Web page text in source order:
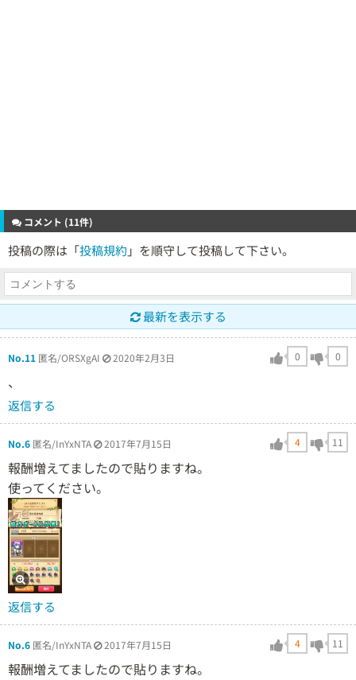
コメント (11件)
投稿の際は「投稿規約 」を順守して投稿して下さい。
最新を表示する
No.11 匿名/ORSXgAI 2020年2月3日 0 0
、
返信する
No.6 匿名/InYxNTA 2017年7月15日 4 11
報酬増えてましたので貼りますね。
使ってください。
返信する
No.6 匿名/InYxNTA 2017年7月15日 4 11
報酬増えてましたので貼りますね。